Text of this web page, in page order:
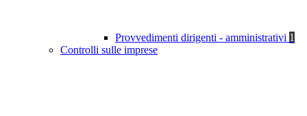
Provvedimenti dirigenti - amministrativi 1
Controlli sulle imprese